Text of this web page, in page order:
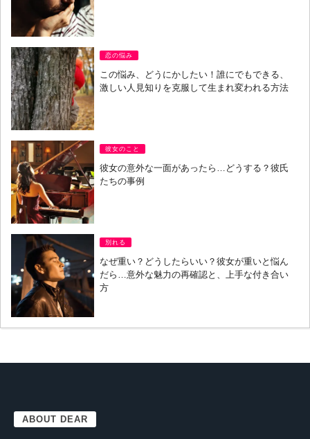
恋の悩み
この悩み、どうにかしたい！誰にでもできる、
激しい人見知りを克服して生まれ変われる方法
彼女のこと
彼女の意外な一面があったら…どうする？彼氏
たちの事例
別れる
なぜ重い？どうしたらいい？彼女が重いと悩ん
だら…意外な魅力の再確認と、上手な付き合い
方
ABOUT DEAR